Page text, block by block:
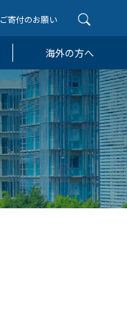
ご寄付のお願い
海外の方へ